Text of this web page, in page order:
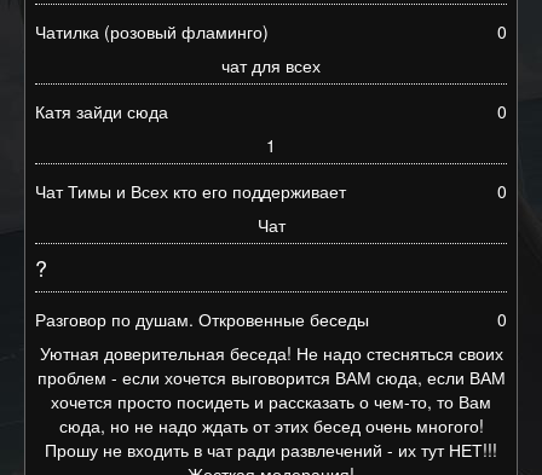
Чатилка (розовый фламинго)
0
чат для всех
Катя зайди сюда
0
1
Чат Тимы и Всех кто его поддерживает
0
Чат
?
Разговор по душам. Откровенные беседы
0
Уютная доверительная беседа! Не надо стесняться своих
проблем - если хочется выговорится ВАМ сюда, если ВАМ
хочется просто посидеть и рассказать о чем-то, то Вам
сюда, но не надо ждать от этих бесед очень многого!
Прошу не входить в чат ради развлечений - их тут НЕТ!!!